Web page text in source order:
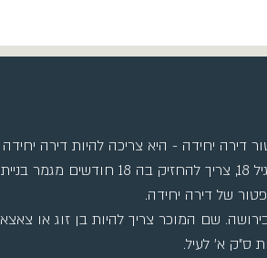
דירה יחידה - היא צריכה להיות דירה
של דירה יחידה.
שם המוכר צריך להיות בן זוג או
ס"ק א' לעיל.